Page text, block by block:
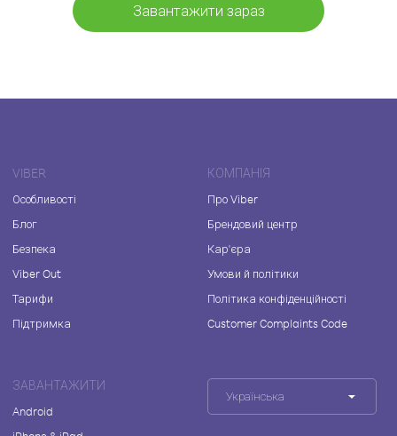
Завантажити зараз
VIBER
Особливості
Блог
Безпека
Viber Out
Тарифи
Підтримка
КОМПАНІЯ
Про Viber
Брендовий центр
Кар'єра
Умови й політики
Політика конфіденційності
Customer Complaints Code
ЗАВАНТАЖИТИ
Android
Українська